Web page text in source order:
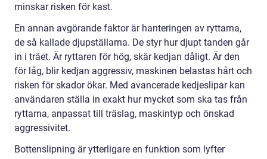
minskar risken för kast.
En annan avgörande faktor är hanteringen av ryttarna,
de så kallade djupställarna. De styr hur djupt tanden går
in i träet. Är ryttaren för hög, skär kedjan dåligt. Är den
för låg, blir kedjan aggressiv, maskinen belastas hårt och
risken för skador ökar. Med avancerade kedjeslipar kan
användaren ställa in exakt hur mycket som ska tas från
ryttarna, anpassat till träslag, maskintyp och önskad
aggressivitet.
Bottenslipning är ytterligare en funktion som lyfter